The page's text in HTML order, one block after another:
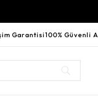
Garantisi100% Güvenli